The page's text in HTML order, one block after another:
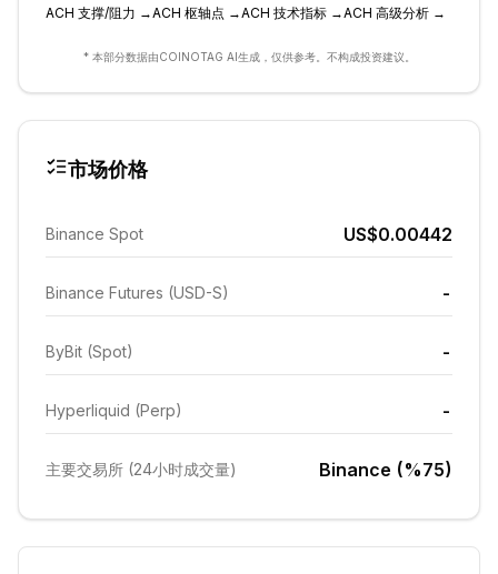
ACH 支撑/阻力 →ACH 枢轴点 →ACH 技术指标 →ACH 高级分析 →
* 本部分数据由COINOTAG AI生成，仅供参考。不构成投资建议。
市场价格
Binance Spot US$0.00442
Binance Futures (USD-S) -
ByBit (Spot) -
Hyperliquid (Perp) -
主要交易所 (24小时成交量) Binance (%75)